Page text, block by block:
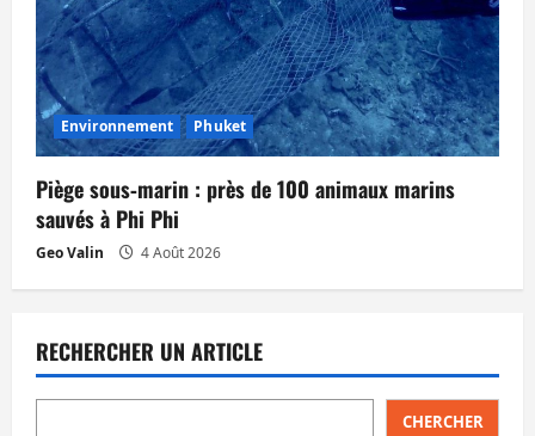
Environnement Phuket
Piège sous‑marin : près de 100 animaux marins
sauvés à Phi Phi
Geo Valin 4 Août 2026
RECHERCHER UN ARTICLE
CHERCHER